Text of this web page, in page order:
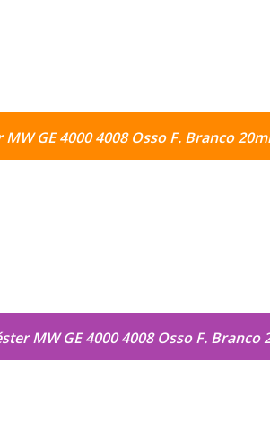
GE 4000 4008 Osso F. Branco
MW GE 4000 4008 Osso F. Branco